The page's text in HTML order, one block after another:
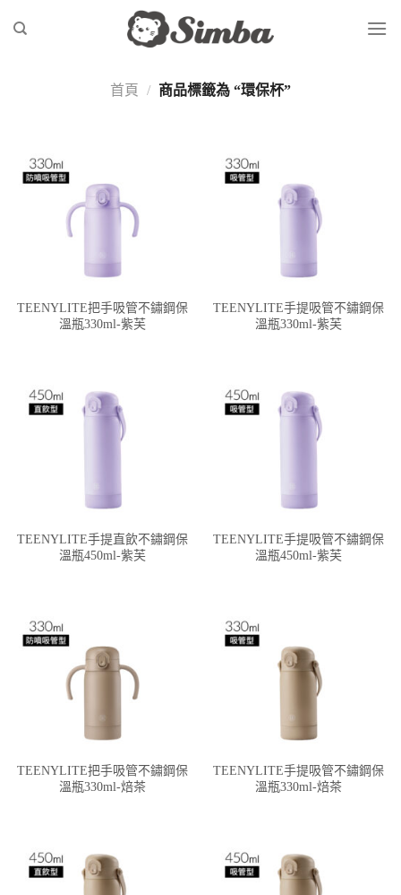
首頁 / 商品標籤為 “環保杯”
TEENYLITE把手吸管不鏽鋼保
溫瓶330ml-紫芙
TEENYLITE手提吸管不鏽鋼保
溫瓶330ml-紫芙
TEENYLITE手提直飲不鏽鋼保
溫瓶450ml-紫芙
TEENYLITE手提吸管不鏽鋼保
溫瓶450ml-紫芙
TEENYLITE把手吸管不鏽鋼保
溫瓶330ml-焙茶
TEENYLITE手提吸管不鏽鋼保
溫瓶330ml-焙茶